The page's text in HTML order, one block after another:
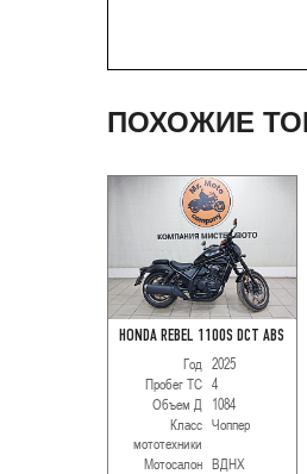
ПОХОЖИЕ
HONDA REBEL 1100S DCT ABS
Год 2025
Пробег ТС 4
Объем Д
1084
Класс
мототехники
Чоппер
Мотосалон ВДНХ